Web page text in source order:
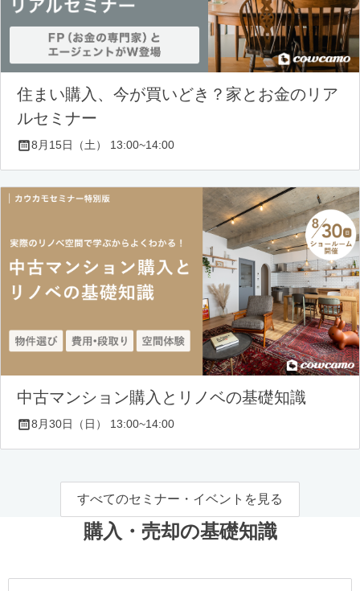
住まい購入、今が買いどき？家とお金のリア
ルセミナー
8月15日（土） 13:00~14:00
中古マンション購入とリノベの基礎知識
8月30日（日） 13:00~14:00
すべてのセミナー・イベントを見る
購入・売却の基礎知識